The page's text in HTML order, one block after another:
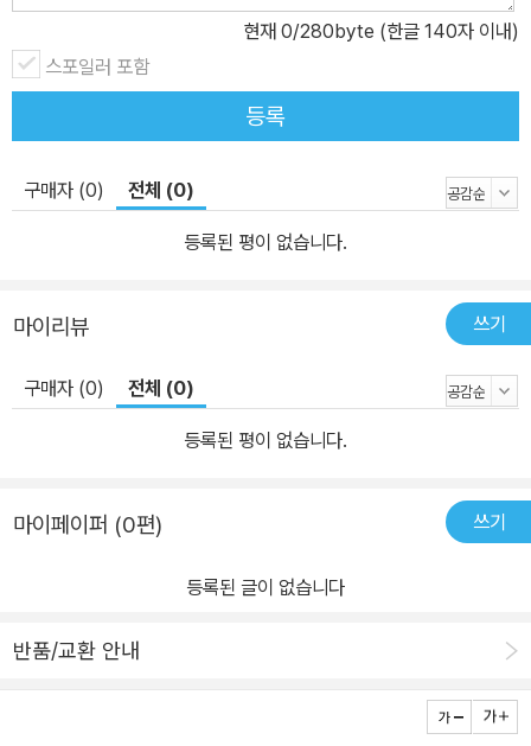
리, CSS 선택자, 모조 클래스, 다중 칼럼, CSS 애니메이션 등 현대
웹 디자인에서 강조되는 CSS3의 주요 기법을 상세히 설명하고, 그
모든 시각적인 결과를 상세히 보여준다. 또, 플렉서블 박스 레이아웃,
템플릿 레이아웃, CSS 계산함수와 사이클, 이미지 스프라이트 등 실
예제와 함께 알기 쉽게 소개한다. 이 책에서 다루는 내용 이 책은 함축
적인 기술언어로 작성된 CSS3 명세서의 내용을 이해하기 쉬운 방식
한 원칙을 바탕으로 여러분의 CSS 활용 능력을 확장시켜서 평범한
는 방법을 설명한다. 이 책을 통해 익힐 수 있는 최신 CSS3 기능은
페이지에 생동감 부여 ■ 텍스트와 이미지에 2D와 3D 변환 효과 적
색상 ■ 스마트폰과 태블릿 등의 기기를 위한 모바일 웹사이트 구현
언리얼 엔진 4에 대해 알고 싶은 현업 실무자 ■ 비주얼 스크립트를
현재 0/280byte (한글 140자 이내)
스포일러 포함
등록
구매자 (0) 전체 (0)
등록된 평이 없습니다.
마이리뷰 쓰기
구매자 (0) 전체 (0)
등록된 평이 없습니다.
마이페이퍼 (0편) 쓰기
등록된 글이 없습니다
반품/교환 안내